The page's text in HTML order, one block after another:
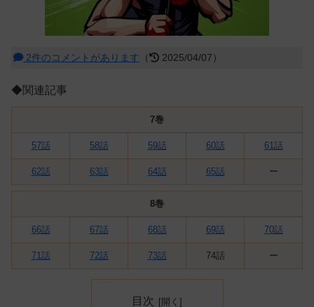
2件のコメントがあります （ 2025/04/07）
◆関連記事
7巻
57話 58話 59話 60話 61話
62話 63話 64話 65話 ー
8巻
66話 67話 68話 69話 70話
71話 72話 73話 74話 ー
目次